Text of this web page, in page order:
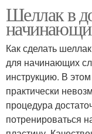
Шеллак в
Как сделать
для начинающих
инструкцию. В
практически
процедура
потренироваться